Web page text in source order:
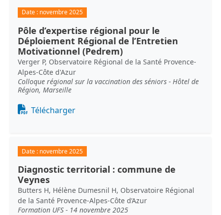
Date : novembre 2025
Pôle d’expertise régional pour le
Déploiement Régional de l’Entretien
Motivationnel (Pedrem)
Verger P, Observatoire Régional de la Santé Provence-
Alpes-Côte d'Azur
Colloque régional sur la vaccination des séniors - Hôtel de
Région, Marseille
Document
Télécharger
Date : novembre 2025
Diagnostic territorial : commune de
Veynes
Butters H, Hélène Dumesnil H, Observatoire Régional
de la Santé Provence-Alpes-Côte d’Azur
Formation UFS - 14 novembre 2025